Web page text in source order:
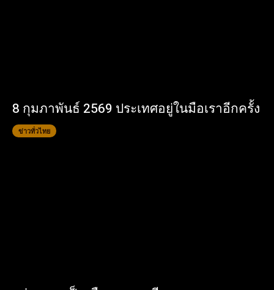
8 กุมภาพันธ์ 2569 ประเทศอยู่ในมือเราอีกครั้ง
ข่าวทั่วไทย